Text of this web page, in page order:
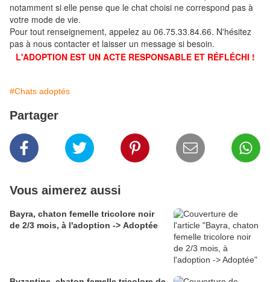
notamment si elle pense que le chat choisi ne correspond pas à
votre mode de vie.
Pour tout renseignement, appelez au 06.75.33.84.66. N'hésitez
pas à nous contacter et laisser un message si besoin.
L'ADOPTION EST UN ACTE RESPONSABLE ET RÉFLÉCHI !
#Chats adoptés
Partager
Vous aimerez aussi
Bayra, chaton femelle tricolore noir
de 2/3 mois, à l'adoption -> Adoptée